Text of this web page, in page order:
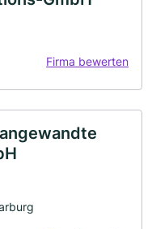
Firma bewerten